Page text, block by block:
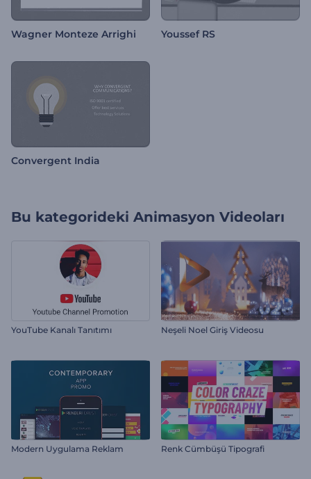
Wagner Monteze Arrighi Youssef RS
Convergent India
Bu kategorideki Animasyon Videoları
YouTube Kanalı Tanıtımı Neşeli Noel Giriş Videosu
Modern Uygulama Reklam Renk Cümbüşü Tipografi